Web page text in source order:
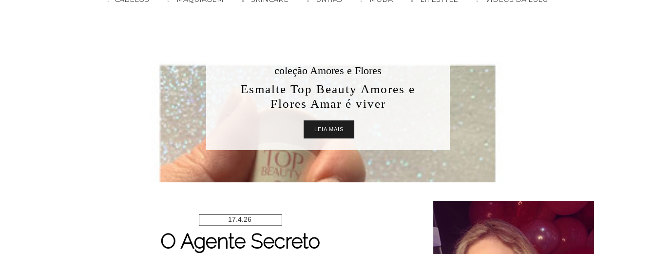
beleza solidária
Kit Brilho da Esperança Kibô-
no-iê - Triskle Cosméticos
LEIA MAIS
17.4.26
O Agente Secreto